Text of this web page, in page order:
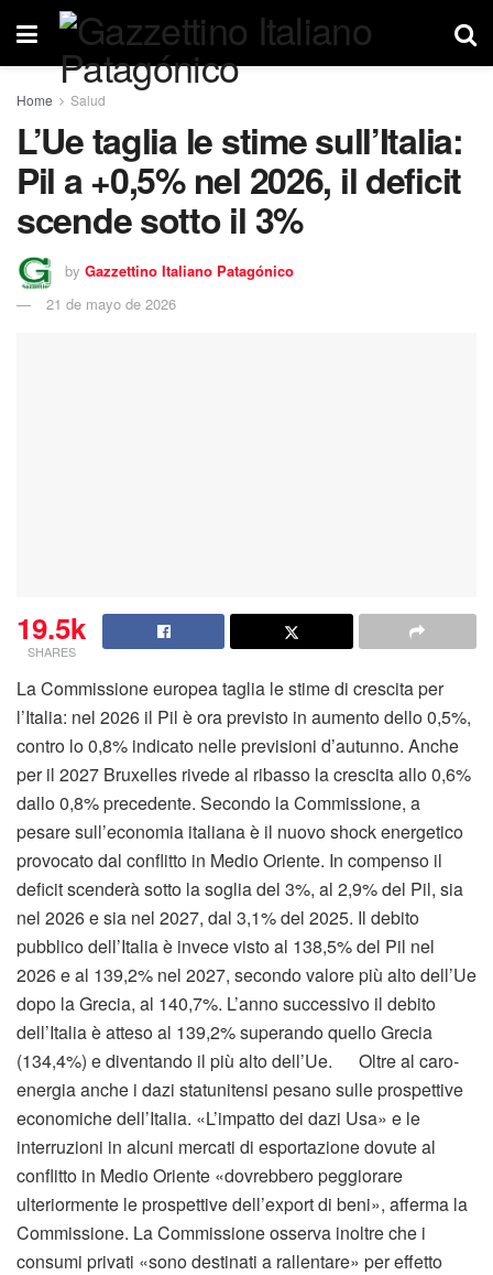
Home Salud
L’Ue taglia le stime sull’Italia:
Pil a +0,5% nel 2026, il deficit
scende sotto il 3%
by Gazzettino Italiano Patagónico
21 de mayo de 2026
19.5k
SHARES
La Commissione europea taglia le stime di crescita per
l’Italia: nel 2026 il Pil è ora previsto in aumento dello 0,5%,
contro lo 0,8% indicato nelle previsioni d’autunno. Anche
per il 2027 Bruxelles rivede al ribasso la crescita allo 0,6%
dallo 0,8% precedente. Secondo la Commissione, a
pesare sull’economia italiana è il nuovo shock energetico
provocato dal conflitto in Medio Oriente. In compenso il
deficit scenderà sotto la soglia del 3%, al 2,9% del Pil, sia
nel 2026 e sia nel 2027, dal 3,1% del 2025. Il debito
pubblico dell’Italia è invece visto al 138,5% del Pil nel
2026 e al 139,2% nel 2027, secondo valore più alto dell’Ue
dopo la Grecia, al 140,7%. L’anno successivo il debito
dell’Italia è atteso al 139,2% superando quello Grecia
(134,4%) e diventando il più alto dell’Ue. Oltre al caro-
energia anche i dazi statunitensi pesano sulle prospettive
economiche dell’Italia. «L’impatto dei dazi Usa» e le
interruzioni in alcuni mercati di esportazione dovute al
conflitto in Medio Oriente «dovrebbero peggiorare
ulteriormente le prospettive dell’export di beni», afferma la
Commissione. La Commissione osserva inoltre che i
consumi privati «sono destinati a rallentare» per effetto